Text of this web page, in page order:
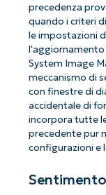
precedenza
quando i criteri
le impostazioni
System Image
meccanismo di
con finestre di
accidentale di
incorpora tutte
precedente pur
configurazioni e